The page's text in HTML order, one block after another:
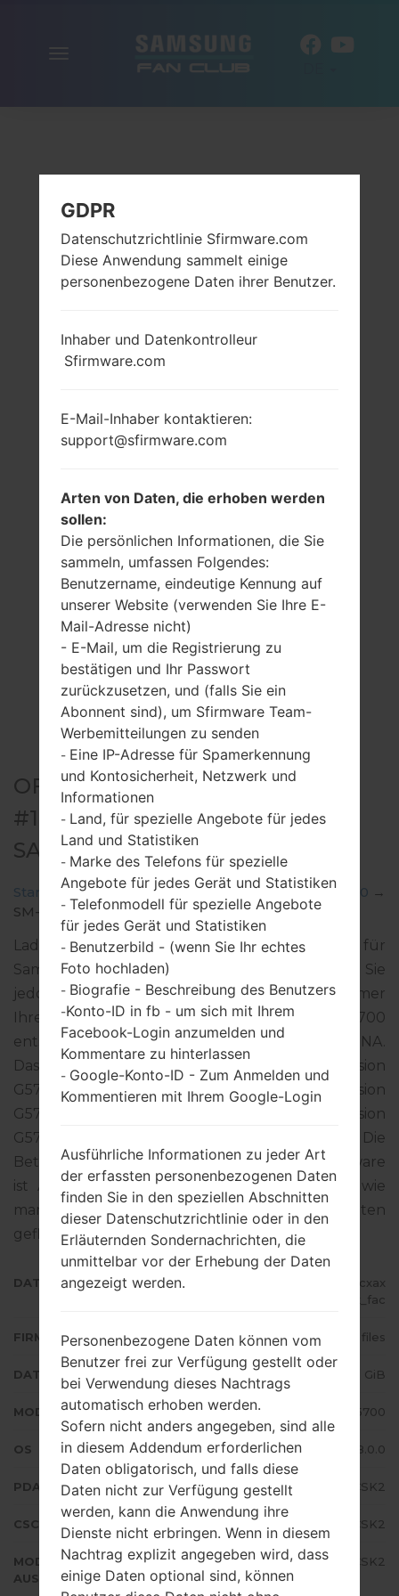
OFFIZIELLER FIRMWARE
#115343 FÜR SM-G5700 -
SAMSUNGGALAXY ON5 2016
Startseite →Galaxy On5 2016 → SamsungSM-G5700 →
SM-G5700_3_20191111180114_az6cxaxabx_fac.zip
Laden Sie das neueste Firmware-Update für
Samsung Galaxy On5 2016 herunter. Vergessen Sie
jedoch nicht zu überprüfen, ob die Modellnummer
Ihres Smartphones dem angegebenen SM-G5700
entspricht. Der Firmware-Code CHC ist für CHINA.
Das Produkt wird mit der PDA-Version
G5700ZCU3CSK2 und CSC-Version
G5700CHC3CSK2, MODEM-Version
G5700ZCU3CSK2 geliefert. Die
Betriebssystemversion der angegebenen Firmware
ist Android Oreo 8.0.0. Detalierte Anleitung, wie
man die Standart - Firmware auf Samsung-Geräten
geflascht wird,gibt es hier
DATEINAME
SM-G5700_3_20191111180114_az6cxax
abx_fac
FIRMWARE TYP 4 files
DATEIGRÖSSE 1.99 GiB
MODELL Samsung SM-G5700
OS Android Oreo 8.0.0
PDA/AP AUSFÜHRUNG G5700ZCU3CSK2
CSC AUSFÜHRUNG G5700CHC3CSK2
MODEM/CP
AUSFÜHRUNG
G5700ZCU3CSK2
GDPR
Datenschutzrichtlinie Sfirmware.com
Diese Anwendung sammelt einige
personenbezogene Daten ihrer Benutzer.
Inhaber und Datenkontrolleur
Sfirmware.com
E-Mail-Inhaber kontaktieren:
support@sfirmware.com
Arten von Daten, die erhoben werden
sollen:
Die persönlichen Informationen, die Sie
sammeln, umfassen Folgendes:
Benutzername, eindeutige Kennung auf
unserer Website (verwenden Sie Ihre E-
Mail-Adresse nicht)
- E-Mail, um die Registrierung zu
bestätigen und Ihr Passwort
zurückzusetzen, und (falls Sie ein
Abonnent sind), um Sfirmware Team-
Werbemitteilungen zu senden
- Eine IP-Adresse für Spamerkennung
und Kontosicherheit, Netzwerk und
Informationen
- Land, für spezielle Angebote für jedes
Land und Statistiken
- Marke des Telefons für spezielle
Angebote für jedes Gerät und Statistiken
- Telefonmodell für spezielle Angebote
für jedes Gerät und Statistiken
- Benutzerbild - (wenn Sie Ihr echtes
Foto hochladen)
- Biografie - Beschreibung des Benutzers
-Konto-ID in fb - um sich mit Ihrem
Facebook-Login anzumelden und
Kommentare zu hinterlassen
- Google-Konto-ID - Zum Anmelden und
Kommentieren mit Ihrem Google-Login
Ausführliche Informationen zu jeder Art
der erfassten personenbezogenen Daten
finden Sie in den speziellen Abschnitten
dieser Datenschutzrichtlinie oder in den
Erläuternden Sondernachrichten, die
unmittelbar vor der Erhebung der Daten
angezeigt werden.
Personenbezogene Daten können vom
Benutzer frei zur Verfügung gestellt oder
bei Verwendung dieses Nachtrags
automatisch erhoben werden.
Sofern nicht anders angegeben, sind alle
in diesem Addendum erforderlichen
Daten obligatorisch, und falls diese
Daten nicht zur Verfügung gestellt
werden, kann die Anwendung ihre
Dienste nicht erbringen. Wenn in diesem
Nachtrag explizit angegeben wird, dass
einige Daten optional sind, können